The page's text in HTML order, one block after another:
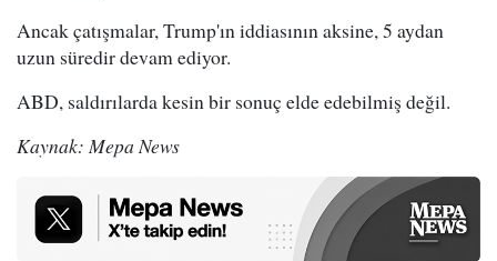
Ancak çatışmalar, Trump'ın iddiasının aksine, 5 aydan
uzun süredir devam ediyor.
ABD, saldırılarda kesin bir sonuç elde edebilmiş değil.
Kaynak: Mepa News